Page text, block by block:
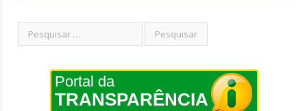
Portal da
TRANSPARÊNCIA